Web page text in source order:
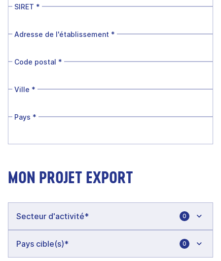
SIRET *
Adresse de l'établissement *
Code postal *
Ville *
Pays *
MON PROJET EXPORT
0
0